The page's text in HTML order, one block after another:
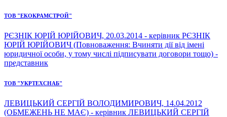
ТОВ "ЕКОКРАМСТРОЙ"
РЄЗНІК ЮРІЙ ЮРІЙОВИЧ, 20.03.2014 - керівник РЄЗНІК
ЮРІЙ ЮРІЙОВИЧ (Повноваження: Вчиняти дії від імені
юридичної особи, у тому числі підписувати договори тощо) -
представник
ТОВ "УКРТЕХСНАБ"
ЛЕВИЦЬКИЙ СЕРГІЙ ВОЛОДИМИРОВИЧ, 14.04.2012
(ОБМЕЖЕНЬ НЕ МАЄ) - керівник ЛЕВИЦЬКИЙ СЕРГІЙ